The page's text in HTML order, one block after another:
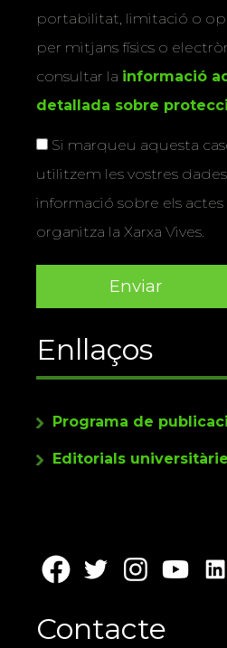
portabilitat, limitació o
per mitjans físics o
consultar la informació
detallada sobre
Si marqueu aquesta
utilitzem les vostres
informació sobre els
organitza la Xarxa Vives.
Enllaços
Programa de
Editorials
Contacte